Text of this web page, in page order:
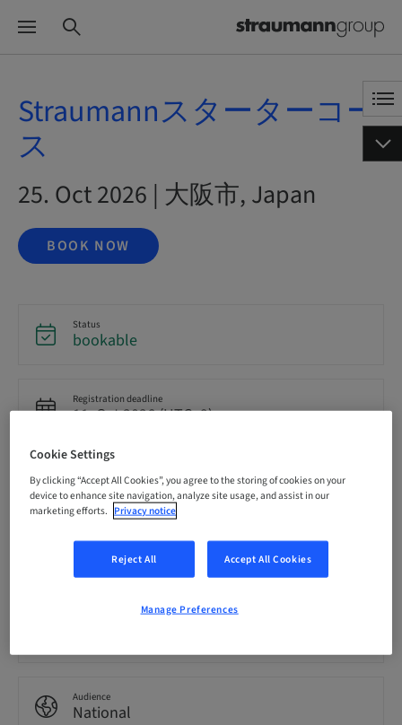
Straumannスターターコー
ス
25. Oct 2026 | 大阪市, Japan
BOOK NOW
Status
bookable
Registration deadline
11. Oct 2026 (UTC+9)
Price per Participant (local taxes apply)
JPY 30000.00
Japanese
Audience
National
Cookie Settings
By clicking “Accept All Cookies”, you agree to the storing of cookies on your
device to enhance site navigation, analyze site usage, and assist in our
marketing efforts. Privacy notice
Reject All Accept All Cookies
Manage Preferences